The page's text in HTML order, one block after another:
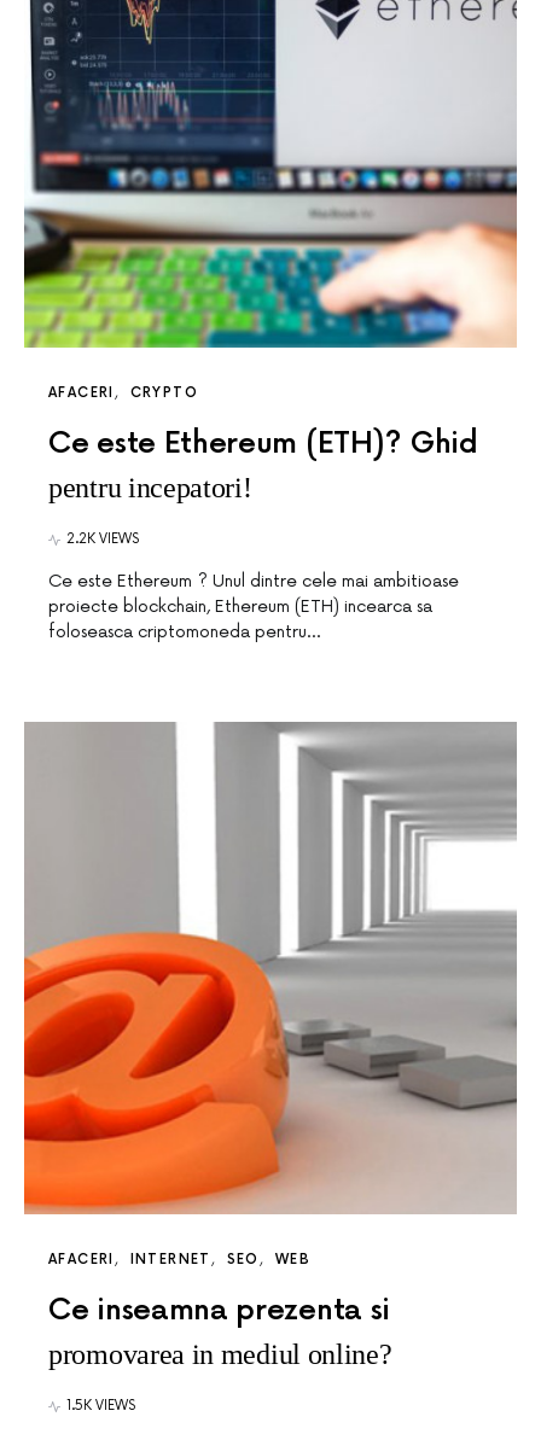
AFACERI CRYPTO
Ce este Ethereum (ETH)? Ghid
pentru incepatori!
2.2K VIEWS
Ce este Ethereum ? Unul dintre cele mai ambitioase
proiecte blockchain, Ethereum (ETH) incearca sa
foloseasca criptomoneda pentru…
AFACERI INTERNET SEO WEB
Ce inseamna prezenta si
promovarea in mediul online?
1.5K VIEWS